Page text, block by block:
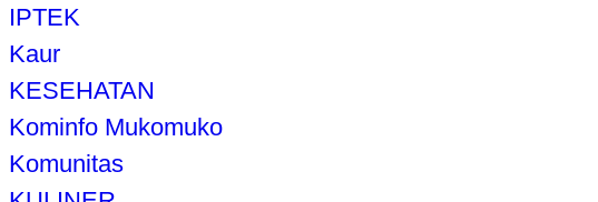
IPTEK
Kaur
KESEHATAN
Kominfo Mukomuko
Komunitas